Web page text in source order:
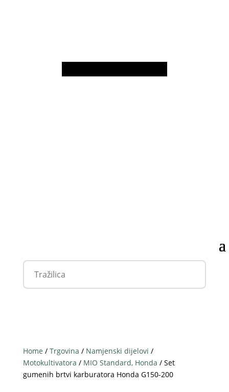
Home / Trgovina / Namjenski dijelovi /
Motokultivatora / MIO Standard, Honda / Set
gumenih brtvi karburatora Honda G150-200